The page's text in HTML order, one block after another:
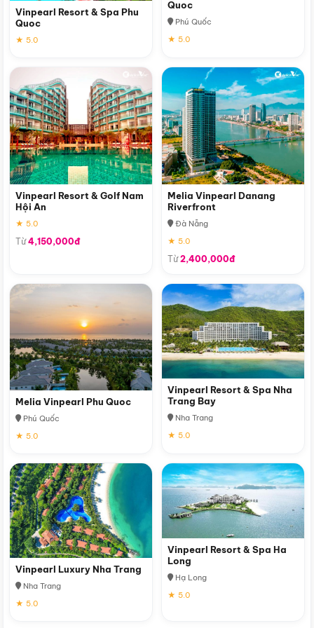
Vinpearl Resort & Spa Phu
Quoc
★ 5.0
Quoc
Phú Quốc
★ 5.0
Vinpearl Resort & Golf Nam
Hội An
★ 5.0
Từ4,150,000đ
Melia Vinpearl Danang
Riverfront
Đà Nẵng
★ 5.0
Từ2,400,000đ
Melia Vinpearl Phu Quoc
Phú Quốc
★ 5.0
Vinpearl Resort & Spa Nha
Trang Bay
Nha Trang
★ 5.0
Vinpearl Luxury Nha Trang
Nha Trang
★ 5.0
Vinpearl Resort & Spa Ha
Long
Hạ Long
★ 5.0